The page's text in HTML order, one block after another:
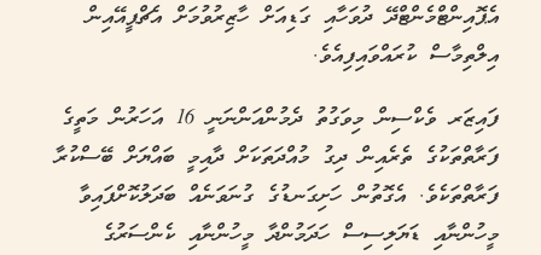
އެޕޮއިންޓްމެންޓްދޭ ދުވަހާއި ގަޑިއަށް ހާޒިރުވުމަށް އެޗްޕީއޭއިން
އިލްތިމާސް ކުރައްވައިފިއެވެ.
ފައިޒަރ ވެކްސިން މިވަގުތު ދެމުންއަންނަނީ 16 އަހަރުން މަތީގެ
ފަރާތްތަކުގެ ތެރެއިން ދިގު މުއްދަތަކަށް ދާއިމީ ބައްޔަށް ބޭސްކުރާ
ފަރާތްތަކެވެ. އެގޮތުން ހަށިގަނޑުގެ ގުނަވަނެއް ބަދަލުކޮށްފައިވާ
މީހުންނާއި ޑަޔަލިސިސް ހަދަމުންދާ މީހުންނާއި ކެންސަރުގެ